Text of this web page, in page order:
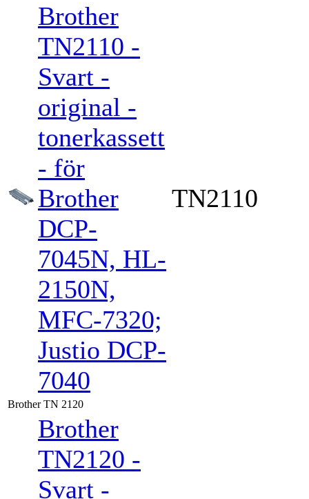
Brother
TN2110 -
Svart -
original -
tonerkassett
- för
Brother
DCP-
7045N, HL-
2150N,
MFC-7320;
Justio DCP-
7040
TN2110
Brother TN 2120
Brother
TN2120 -
Svart -